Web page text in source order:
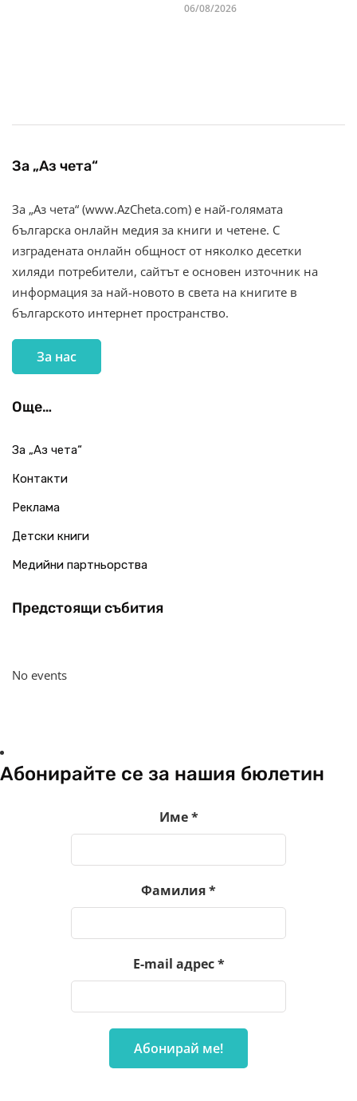
06/08/2026
За „Аз чета“
За „Аз чета“ (www.AzCheta.com) е най-голямата
българска онлайн медия за книги и четене. С
изградената онлайн общност от няколко десетки
хиляди потребители, сайтът е основен източник на
информация за най-новото в света на книгите в
българското интернет пространство.
За нас
Още…
За „Аз чета“
Контакти
Реклама
Детски книги
Медийни партньорства
Предстоящи събития
No events
Абонирайте се за нашия бюлетин
Име*
Фамилия*
E-mail адрес*